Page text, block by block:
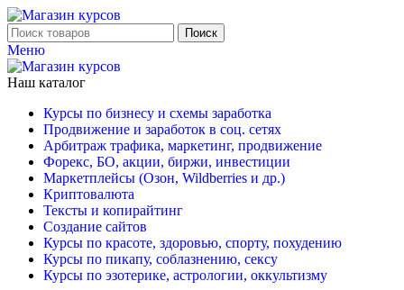
Поиск
Меню
Наш каталог
Курсы по бизнесу и схемы заработка
Продвижение и заработок в соц. сетях
Арбитраж трафика, маркетинг, продвижение
Форекс, БО, акции, биржи, инвестиции
Маркетплейсы (Озон, Wildberries и др.)
Криптовалюта
Тексты и копирайтинг
Создание сайтов
Курсы по красоте, здоровью, спорту, похудению
Курсы по пикапу, соблазнению, сексу
Курсы по эзотерике, астрологии, оккультизму